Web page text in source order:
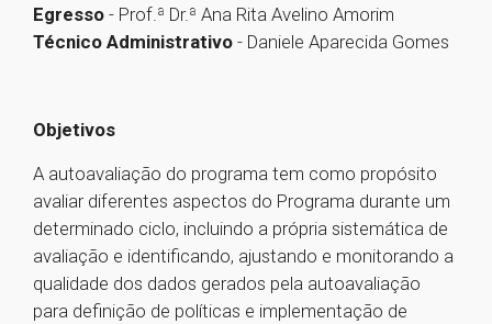
Egresso - Prof.ª Dr.ª Ana Rita Avelino Amorim
Técnico Administrativo - Daniele Aparecida Gomes
Objetivos
A autoavaliação do programa tem como propósito
avaliar diferentes aspectos do Programa durante um
determinado ciclo, incluindo a própria sistemática de
avaliação e identificando, ajustando e monitorando a
qualidade dos dados gerados pela autoavaliação
para definição de políticas e implementação de